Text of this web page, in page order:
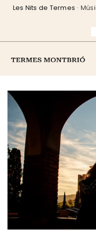
SkipLes Nits de Termes ·